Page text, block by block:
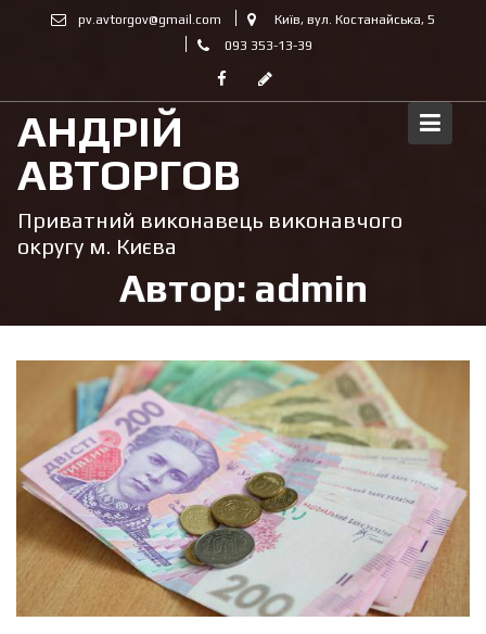
pv.avtorgov@gmail.com
Київ, вул. Костанайська, 5
093 353-13-39
АНДРІЙ
АВТОРГОВ
Приватний виконавець виконавчого
округу м. Києва
Автор: admin